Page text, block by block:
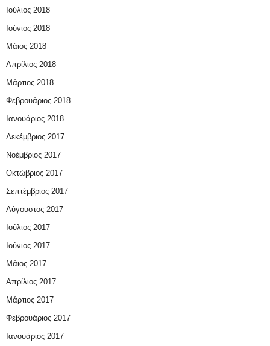
Ιούλιος 2018
Ιούνιος 2018
Μάιος 2018
Απρίλιος 2018
Μάρτιος 2018
Φεβρουάριος 2018
Ιανουάριος 2018
Δεκέμβριος 2017
Νοέμβριος 2017
Οκτώβριος 2017
Σεπτέμβριος 2017
Αύγουστος 2017
Ιούλιος 2017
Ιούνιος 2017
Μάιος 2017
Απρίλιος 2017
Μάρτιος 2017
Φεβρουάριος 2017
Ιανουάριος 2017